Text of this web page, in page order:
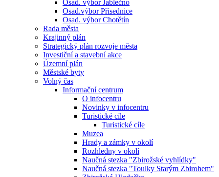
Osad. výbor Jablečno
Osad.výbor Přísednice
Osad. výbor Chotětín
Rada města
Krajinný plán
Strategický plán rozvoje města
Investiční a stavební akce
Územní plán
Městské byty
Volný čas
Informační centrum
O infocentru
Novinky v infocentru
Turistické cíle
Turistické cíle
Muzea
Hrady a zámky v okolí
Rozhledny v okolí
Naučná stezka "Zbirožské vyhlídky"
Naučná stezka "Toulky Starým Zbirohem"